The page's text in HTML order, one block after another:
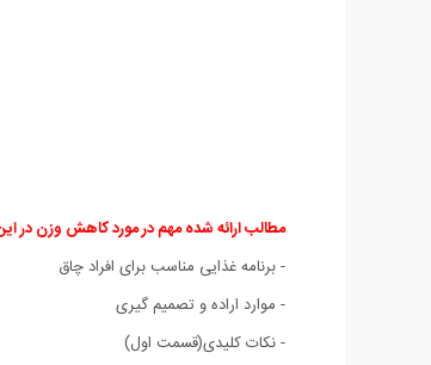
مطالب ارائه شده مهم در مورد کاهش وزن در
- برنامه غذایی مناسب برای افراد چاق
- موارد اراده و تصمیم گیری
- نکات کلیدی(قسمت اول)